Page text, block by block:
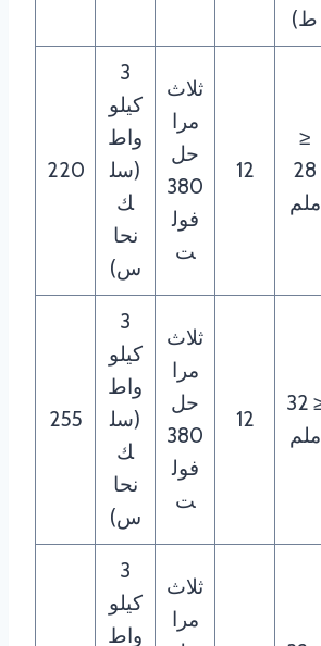
ط)
≤
28
ملم
12
ثلاث
مرا
حل
380
فول
ت
3
كيلو
واط
(سل
ك
نحا
س)
220
≤ 32
ملم
12
ثلاث
مرا
حل
380
فول
ت
3
كيلو
واط
(سل
ك
نحا
س)
255
ثلاث
مرا
3
كيلو
واط